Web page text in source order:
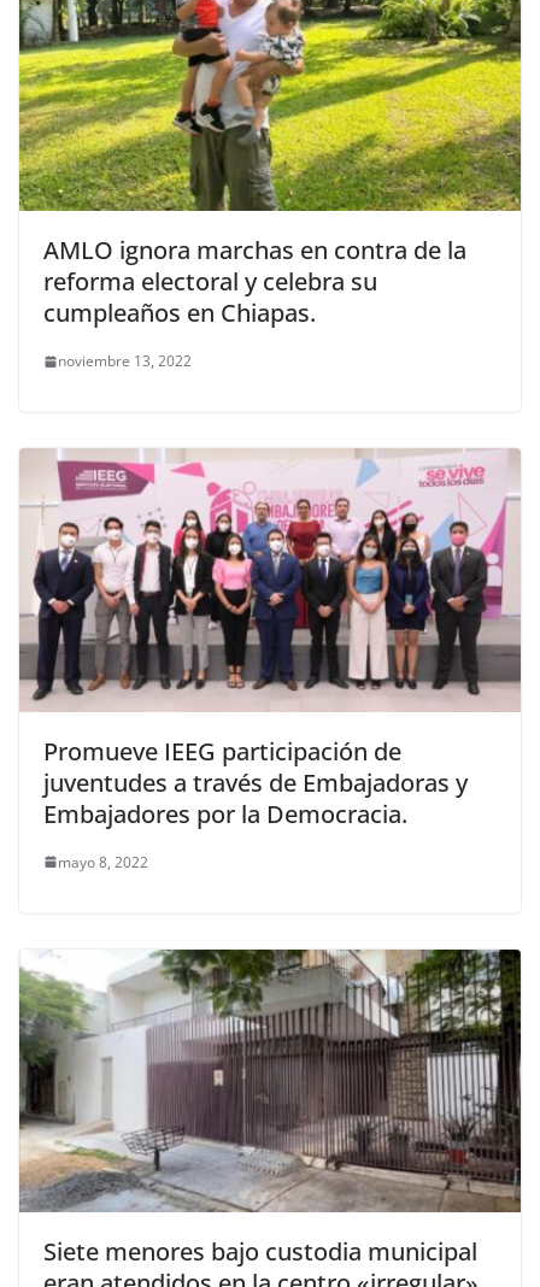
AMLO ignora marchas en contra de la
reforma electoral y celebra su
cumpleaños en Chiapas.
noviembre 13, 2022
Promueve IEEG participación de
juventudes a través de Embajadoras y
Embajadores por la Democracia.
mayo 8, 2022
Siete menores bajo custodia municipal